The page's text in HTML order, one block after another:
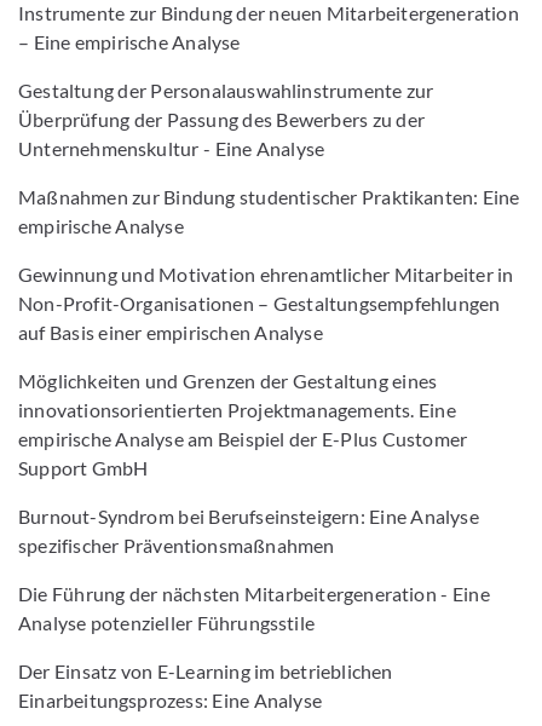
Instrumente zur Bindung der neuen Mitarbeitergeneration
– Eine empirische Analyse
Gestaltung der Personalauswahlinstrumente zur
Überprüfung der Passung des Bewerbers zu der
Unternehmenskultur - Eine Analyse
Maßnahmen zur Bindung studentischer Praktikanten: Eine
empirische Analyse
Gewinnung und Motivation ehrenamtlicher Mitarbeiter in
Non-Profit-Organisationen – Gestaltungsempfehlungen
auf Basis einer empirischen Analyse
Möglichkeiten und Grenzen der Gestaltung eines
innovationsorientierten Projektmanagements. Eine
empirische Analyse am Beispiel der E-Plus Customer
Support GmbH
Burnout-Syndrom bei Berufseinsteigern: Eine Analyse
spezifischer Präventionsmaßnahmen
Die Führung der nächsten Mitarbeitergeneration - Eine
Analyse potenzieller Führungsstile
Der Einsatz von E-Learning im betrieblichen
Einarbeitungsprozess: Eine Analyse